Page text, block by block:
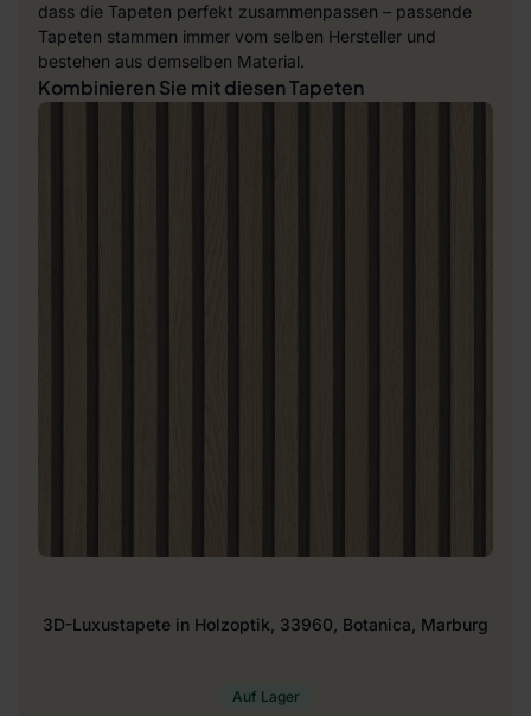
dass die Tapeten perfekt zusammenpassen – passende
Tapeten stammen immer vom selben Hersteller und
bestehen aus demselben Material.
Kombinieren Sie mit diesen Tapeten
3D-Luxustapete in Holzoptik, 33960, Botanica, Marburg
Auf Lager